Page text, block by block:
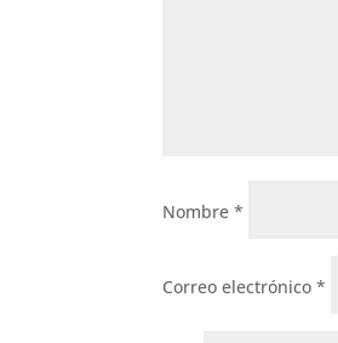
Nombre*
Correo electrónico*